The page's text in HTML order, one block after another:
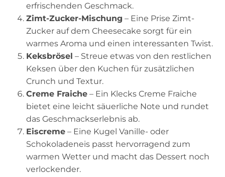
erfrischenden Geschmack.
Zimt-Zucker-Mischung – Eine Prise Zimt-
Zucker auf dem Cheesecake sorgt für ein
warmes Aroma und einen interessanten Twist.
Keksbrösel – Streue etwas von den restlichen
Keksen über den Kuchen für zusätzlichen
Crunch und Textur.
Creme Fraiche – Ein Klecks Creme Fraiche
bietet eine leicht säuerliche Note und rundet
das Geschmackserlebnis ab.
Eiscreme – Eine Kugel Vanille- oder
Schokoladeneis passt hervorragend zum
warmen Wetter und macht das Dessert noch
verlockender.